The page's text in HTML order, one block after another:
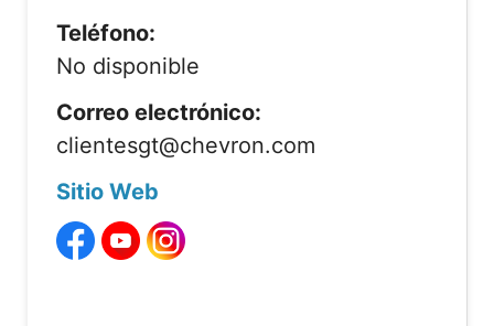
Teléfono:
No disponible
Correo electrónico:
clientesgt@chevron.com
Sitio Web